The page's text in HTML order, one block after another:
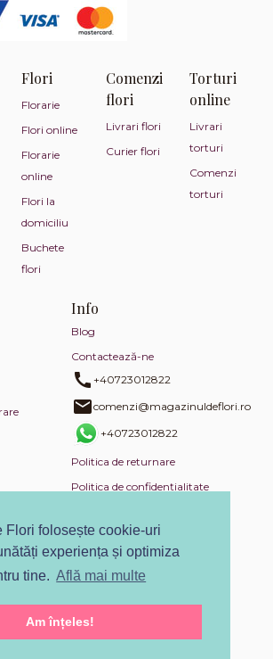
Flori
Florarie
Flori online
Florarie
online
Flori la
domiciliu
Buchete
flori
Comenzi
flori
Livrari flori
Curier flori
Torturi
online
Livrari
torturi
Comenzi
torturi
Info
Blog
Contactează-ne
+40723012822
comenzi@magazinuldeflori.ro
+40723012822
Politica de returnare
Politica de confidențialitate
Termeni și condiții
ANPC
SOL
Flori folosește cookie-uri
experiența și optimiza
tine. Află mai multe
Am înțeles!